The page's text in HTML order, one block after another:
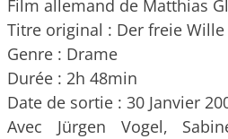
Film allemand de Matthias
Titre original : Der freie Wille
Genre : Drame
Durée : 2h 48min
Date de sortie : 30 Janvier
Avec Jürgen Vogel,